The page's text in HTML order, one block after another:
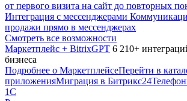
от первого визита на сайт до повторных
Интеграция с мессенджерами
продажи прямо в мессенджерах
Смотреть все возможности
Маркетплейс + BitrixGPT 6 210+
бизнеса
Подробнее о МаркетплейсеПерейти в
приложенияМиграция в Битрикс24
1С